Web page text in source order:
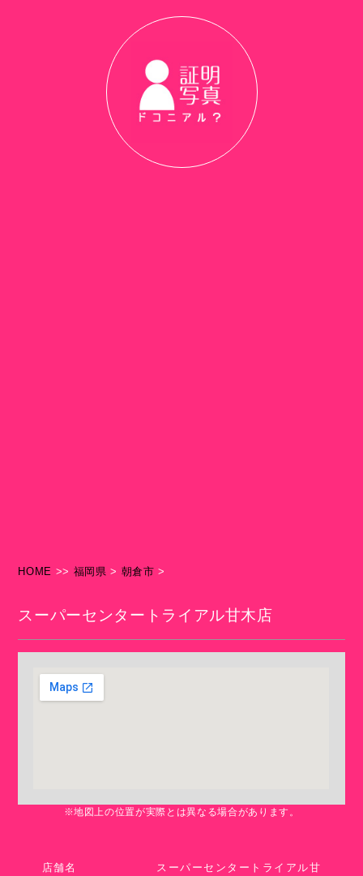
HOME >> 福岡県 > 朝倉市 >
スーパーセンタートライアル甘木店
※地図上の位置が実際とは異なる場合があります。
店舗名
スーパーセンタートライアル甘